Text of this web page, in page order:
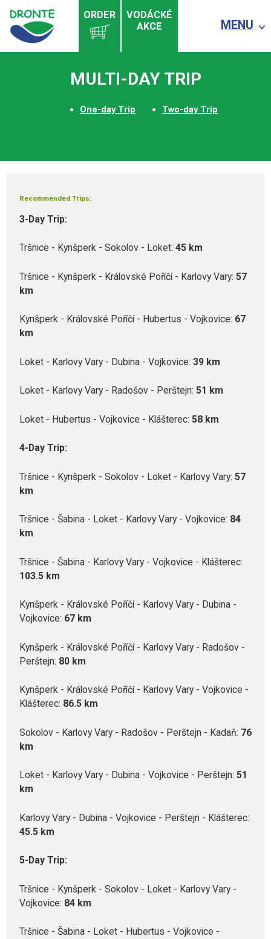
ORDER
VODÁCKÉ
AKCE
MENU
MULTI-DAY TRIP
One-day Trip Two-day Trip
Recommended Trips:
3-Day Trip:
Tršnice - Kynšperk - Sokolov - Loket: 45 km
Tršnice - Kynšperk - Královské Poříčí - Karlovy Vary: 57
km
Kynšperk - Královské Poříčí - Hubertus - Vojkovice: 67
km
Loket - Karlovy Vary - Dubina - Vojkovice: 39 km
Loket - Karlovy Vary - Radošov - Perštejn: 51 km
Loket - Hubertus - Vojkovice - Klášterec: 58 km
4-Day Trip:
Tršnice - Kynšperk - Sokolov - Loket - Karlovy Vary: 57
km
Tršnice - Šabina - Loket - Karlovy Vary - Vojkovice: 84
km
Tršnice - Šabina - Karlovy Vary - Vojkovice - Klášterec:
103.5 km
Kynšperk - Královské Poříčí - Karlovy Vary - Dubina -
Vojkovice: 67 km
Kynšperk - Královské Poříčí - Karlovy Vary - Radošov -
Perštejn: 80 km
Kynšperk - Královské Poříčí - Karlovy Vary - Vojkovice -
Klášterec: 86.5 km
Sokolov - Karlovy Vary - Radošov - Perštejn - Kadaň: 76
km
Loket - Karlovy Vary - Dubina - Vojkovice - Perštejn: 51
km
Karlovy Vary - Dubina - Vojkovice - Perštejn - Klášterec:
45.5 km
5-Day Trip:
Tršnice - Kynšperk - Sokolov - Loket - Karlovy Vary -
Vojkovice: 84 km
Tršnice - Šabina - Loket - Hubertus - Vojkovice -